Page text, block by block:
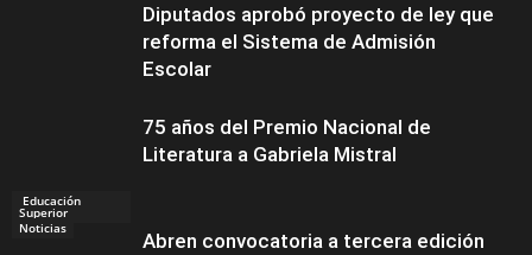
Educación
Superior
Diputados aprobó proyecto de ley que
reforma el Sistema de Admisión
Escolar
Noticias
75 años del Premio Nacional de
Literatura a Gabriela Mistral
Abren convocatoria a tercera edición